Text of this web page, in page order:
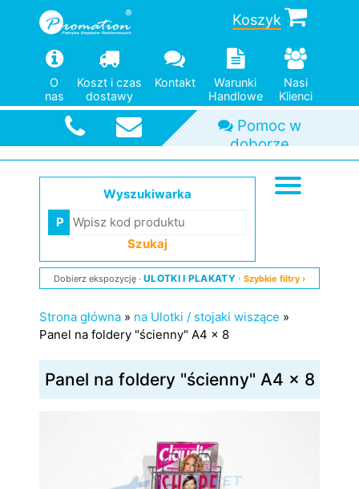
O
nas
Koszt i czas
dostawy
Kontakt
Warunki
Handlowe
Nasi
Klienci
Koszyk
Szybka
wysyłka
Wyszukiwarka
Szukaj
Dobierz ekspozycję ULOTKI I PLAKATY Szybkie filtry ›
Strona główna » na Ulotki / stojaki wiszące »
Panel na foldery "ścienny" A4 x 8
Panel na foldery "ścienny" A4 x 8